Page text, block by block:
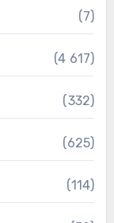
(7)
(4 617)
(332)
(625)
(114)